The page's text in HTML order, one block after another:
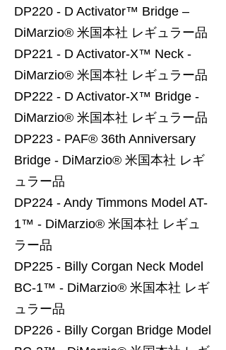
DP220 - D Activator™ Bridge –
DiMarzio® 米国本社 レギュラー品
DP221 - D Activator-X™ Neck -
DiMarzio® 米国本社 レギュラー品
DP222 - D Activator-X™ Bridge -
DiMarzio® 米国本社 レギュラー品
DP223 - PAF® 36th Anniversary
Bridge - DiMarzio® 米国本社 レギ
ュラー品
DP224 - Andy Timmons Model AT-
1™ - DiMarzio® 米国本社 レギュ
ラー品
DP225 - Billy Corgan Neck Model
BC-1™ - DiMarzio® 米国本社 レギ
ュラー品
DP226 - Billy Corgan Bridge Model